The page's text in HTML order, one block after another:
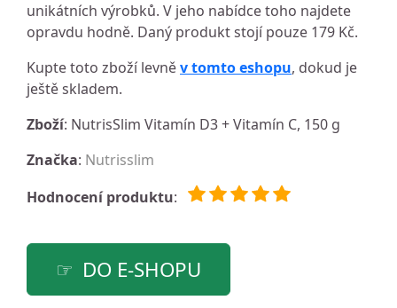
unikátních výrobků. V jeho nabídce toho najdete
opravdu hodně. Daný produkt stojí pouze 179 Kč.
Kupte toto zboží levněv tomto eshopu, dokud je
ještě skladem.
Zboží: NutrisSlim Vitamín D3 + Vitamín C, 150 g
Značka: Nutrisslim
Hodnocení produktu:
DO E-SHOPU